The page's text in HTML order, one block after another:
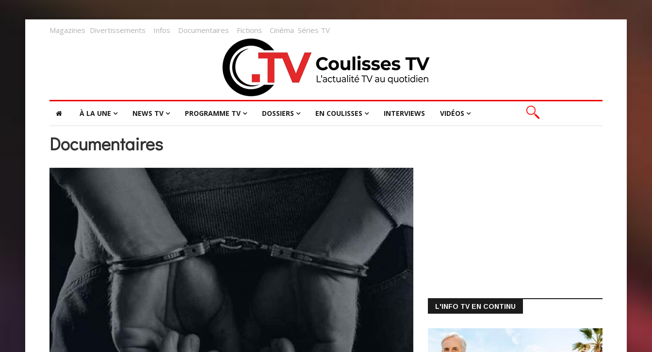
Magazines Divertissements Infos Documentaires Fictions Cinéma Séries TV
À LA UNE NEWS TV PROGRAMME TV DOSSIERS EN COULISSES INTERVIEWS VIDÉOS
Documentaires
L'INFO TV EN CONTINU